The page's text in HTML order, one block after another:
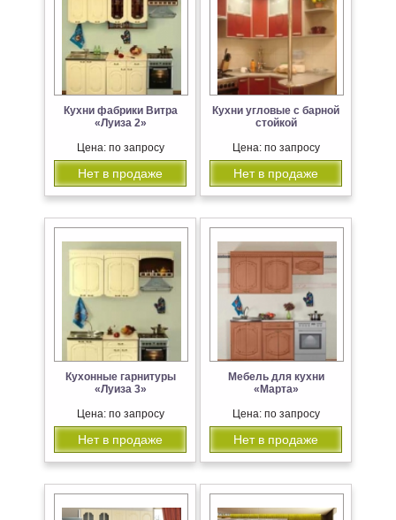
Кухни фабрики Витра
«Луиза 2»
Цена: по запросу
Нет в продаже
Кухни угловые с барной
стойкой
Цена: по запросу
Нет в продаже
Кухонные гарнитуры
«Луиза 3»
Цена: по запросу
Нет в продаже
Мебель для кухни
«Марта»
Цена: по запросу
Нет в продаже